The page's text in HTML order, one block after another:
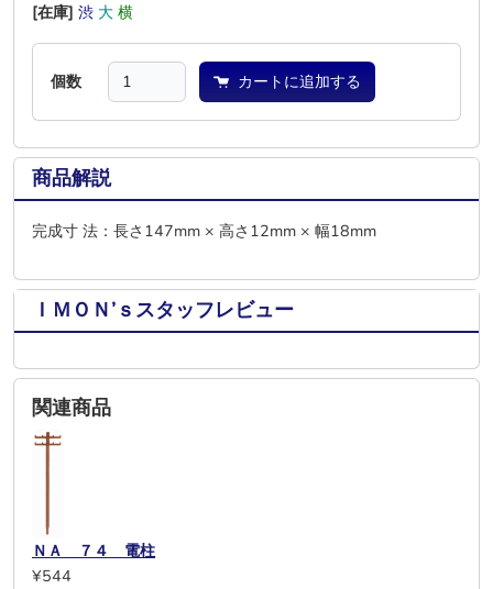
[在庫] 渋 大 横
個数 カートに追加する
商品解説
完成寸 法：長さ147mm × 高さ12mm × 幅18mm
ＩＭＯＮ’ｓスタッフレビュー
関連商品
ＮＡ ７４ 電柱
¥544